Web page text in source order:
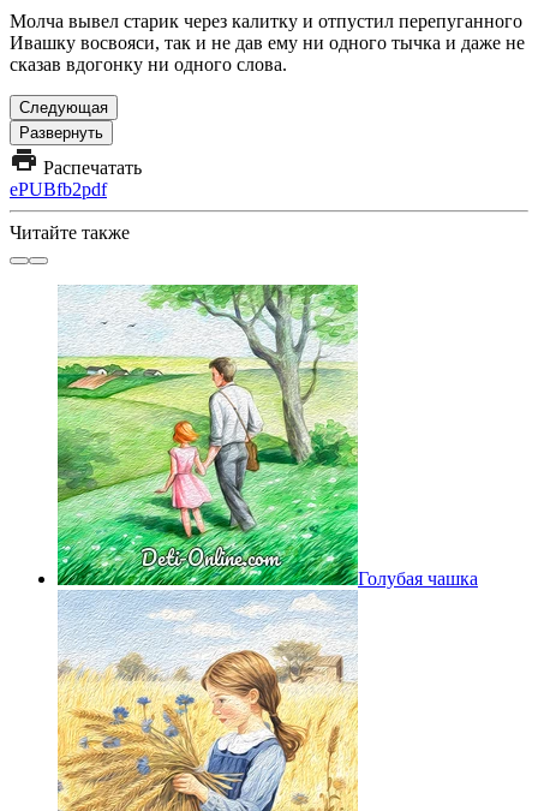
Молча вывел старик через калитку и отпустил перепуганного
Ивашку восвояси, так и не дав ему ни одного тычка и даже не
сказав вдогонку ни одного слова.
Следующая
Развернуть
Распечатать
ePUBfb2pdf
Читайте также
Голубая чашка